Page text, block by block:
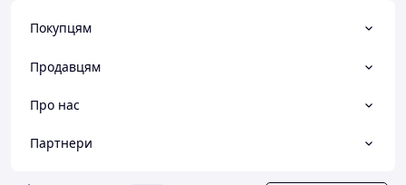
Покупцям
Продавцям
Про нас
Партнери